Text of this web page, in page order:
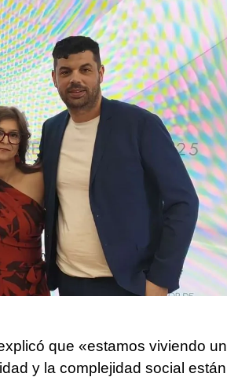
que «estamos viviendo un
y la complejidad social están